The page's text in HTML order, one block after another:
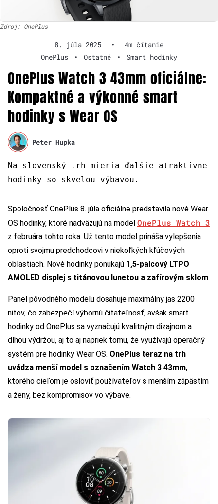
Zdroj: OnePlus
8. júla 2025 •
4m čítanie
OnePlus
• Ostatné • Smart hodinky
OnePlus Watch 3 43mm oficiálne:
Kompaktné a výkonné smart
hodinky s Wear OS
Peter Hupka
Na slovenský trh mieria ďalšie atraktívne
hodinky so skvelou výbavou.
Spoločnosť OnePlus 8. júla oficiálne predstavila nové Wear
OS hodinky, ktoré nadväzujú na model OnePlus Watch 3
z februára tohto roka. Už tento model prináša vylepšenia
oproti svojmu predchodcovi v niekoľkých kľúčových
oblastiach. Nové hodinky ponúkajú 1,5-palcový LTPO
AMOLED displej s titánovou lunetou a zafírovým sklom.
Panel pôvodného modelu dosahuje maximálny jas 2200
nitov, čo zabezpečí výbornú čitateľnosť, avšak smart
hodinky od OnePlus sa vyznačujú kvalitným dizajnom a
dlhou výdržou, aj to aj napriek tomu, že využívajú operačný
systém pre hodinky Wear OS. OnePlus teraz na trh
uvádza menší model s označením Watch 3 43mm,
ktorého cieľom je osloviť používateľov s menším zápästím
a ženy, bez kompromisov vo výbave.